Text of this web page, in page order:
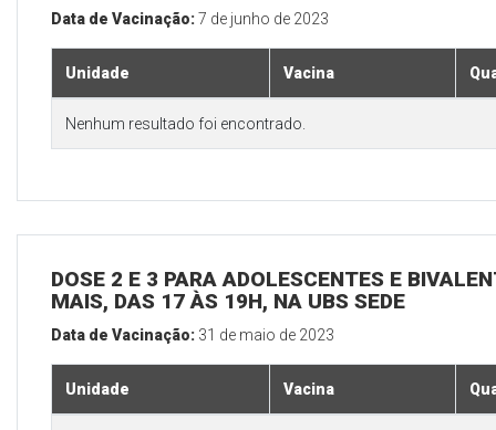
Data de Vacinação:7 de junho de 2023
Unidade Vacina
Nenhum resultado foi encontrado.
DOSE 2 E 3 PARA ADOLESCENTES E
MAIS, DAS 17 ÀS 19H, NA UBS SEDE
Data de Vacinação: 31 de maio de 2023
Unidade Vacina